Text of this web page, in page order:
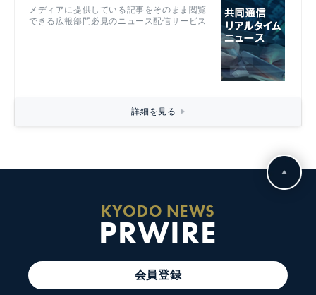
メディアに提供している記事をそのまま閲覧
できる広報部門必見のニュース配信サービス
詳細を見る
KYODO NEWS
PRWIRE
会員登録